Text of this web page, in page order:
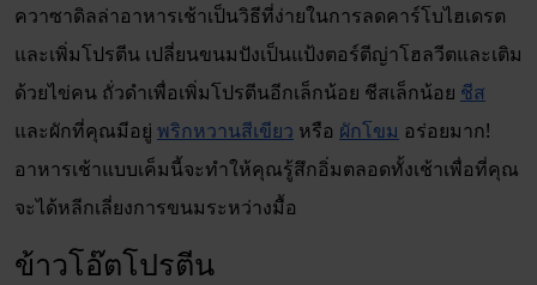
ควาซาดิลล่าอาหารเช้าเป็นวิธีที่ง่ายในการลดคาร์โบไฮเดรต
และเพิ่มโปรตีน เปลี่ยนขนมปังเป็นแป้งตอร์ตีญ่าโฮลวีตและเติม
ด้วยไข่คน ถั่วดำเพื่อเพิ่มโปรตีนอีกเล็กน้อย ชีสเล็กน้อย ชีส
และผักที่คุณมีอยู่ พริกหวานสีเขียว หรือ ผักโขม อร่อยมาก!
อาหารเช้าแบบเค็มนี้จะทำให้คุณรู้สึกอิ่มตลอดทั้งเช้าเพื่อที่คุณ
จะได้หลีกเลี่ยงการขนมระหว่างมื้อ
ข้าวโอ๊ตโปรตีน